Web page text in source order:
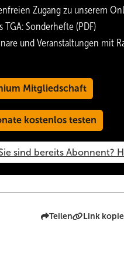
leistungsfähigsten in
Verantwortungsbewusstsein
Zugang zu unserem
TGA: Sonderhefte (PDF)
und Veranstaltungen mit
Mitgliedschaft
kostenlos testen
Teilen Link